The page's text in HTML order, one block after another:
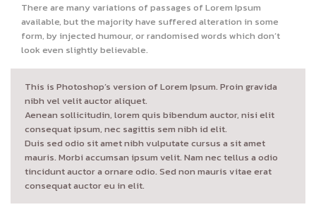
There are many variations of passages of Lorem Ipsum
available, but the majority have suffered alteration in some
form, by injected humour, or randomised words which don’t
look even slightly believable.
This is Photoshop’s version of Lorem Ipsum. Proin gravida
nibh vel velit auctor aliquet.
Aenean sollicitudin, lorem quis bibendum auctor, nisi elit
consequat ipsum, nec sagittis sem nibh id elit.
Duis sed odio sit amet nibh vulputate cursus a sit amet
mauris. Morbi accumsan ipsum velit. Nam nec tellus a odio
tincidunt auctor a ornare odio. Sed non mauris vitae erat
consequat auctor eu in elit.